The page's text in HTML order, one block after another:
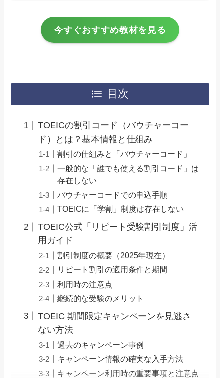
今すぐおすすめ教材を見る
目次
TOEICの割引コード（バウチャーコー
ド）とは？基本情報と仕組み
割引の仕組みと「バウチャーコード」
一般的な「誰でも使える割引コード」は
存在しない
バウチャーコードでの申込手順
TOEICに「学割」制度は存在しない
TOEIC公式「リピート受験割引制度」活
用ガイド
割引制度の概要（2025年現在）
リピート割引の適用条件と期間
利用時の注意点
継続的な受験のメリット
TOEIC 期間限定キャンペーンを見逃さ
ない方法
過去のキャンペーン事例
キャンペーン情報の確実な入手方法
キャンペーン利用時の重要事項と注意点